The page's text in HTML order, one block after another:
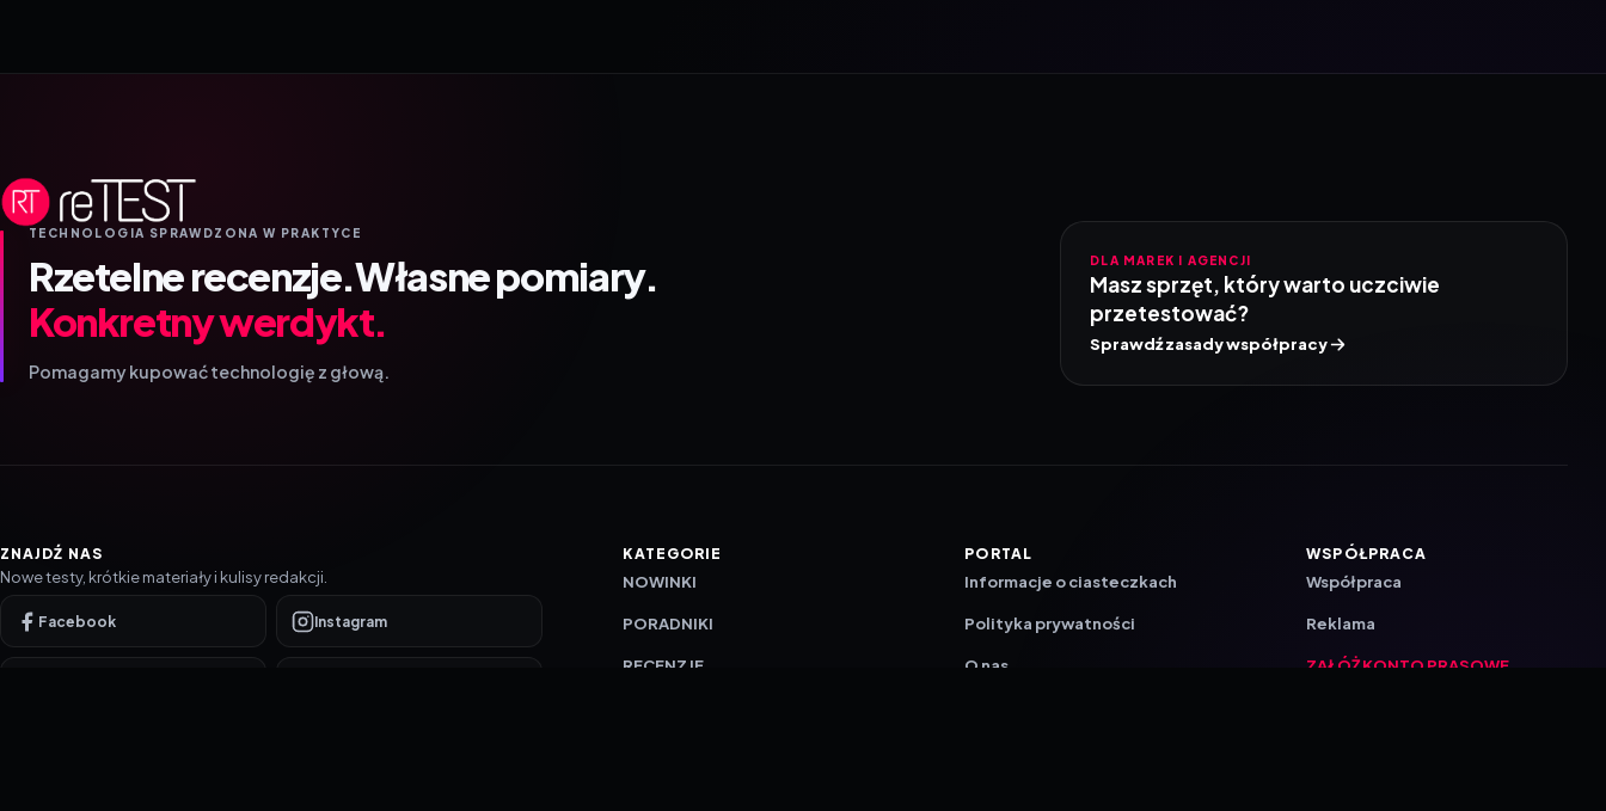
TECHNOLOGIA SPRAWDZONA W PRAKTYCE
Rzetelne recenzje.Własne pomiary.
Konkretny werdykt.
Pomagamy kupować technologię z głową.
DLA MAREK I AGENCJI
Masz sprzęt, który warto uczciwie
przetestować?
Sprawdź zasady współpracy
ZNAJDŹ NAS
Nowe testy, krótkie materiały i kulisy redakcji.
Facebook Instagram
KATEGORIE
NOWINKI
PORADNIKI
RECENZJE
PORTAL
Informacje o ciasteczkach
Polityka prywatności
O nas
WSPÓŁPRACA
Współpraca
Reklama
ZAŁÓŻ KONTO PRASOWE